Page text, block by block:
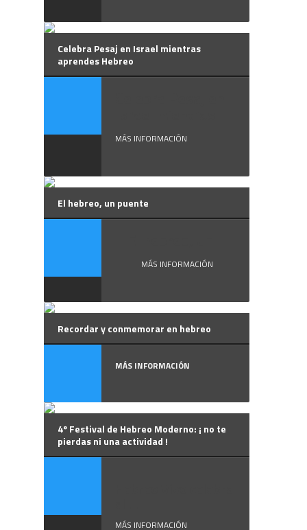
Celebra Pesaj en Israel mientras
aprendes Hebreo
MÁS INFORMACIÓN
El hebreo, un puente
MÁS INFORMACIÓN
Recordar y conmemorar en hebreo
MÁS INFORMACIÓN
4º Festival de Hebreo Moderno: ¡ no te
pierdas ni una actividad !
MÁS INFORMACIÓN